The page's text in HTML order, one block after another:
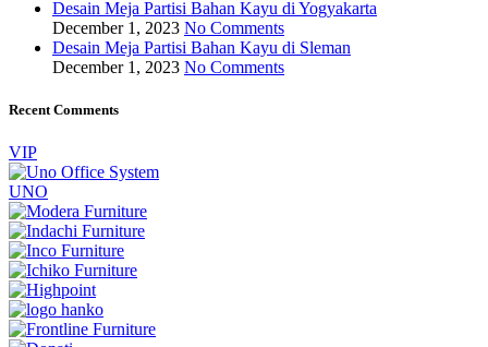
Desain Meja Partisi Bahan Kayu di Yogyakarta
December 1, 2023 No Comments
Desain Meja Partisi Bahan Kayu di Sleman
December 1, 2023 No Comments
Recent Comments
VIP
UNO